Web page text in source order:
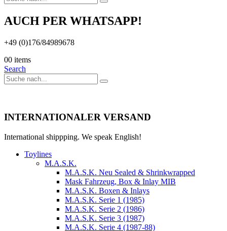
AUCH PER WHATSAPP!
+49 (0)176/84989678
00 items
Search
INTERNATIONALER VERSAND
International shippping. We speak English!
Toylines
M.A.S.K.
M.A.S.K. Neu Sealed & Shrinkwrapped
Mask Fahrzeug, Box & Inlay MIB
M.A.S.K. Boxen & Inlays
M.A.S.K. Serie 1 (1985)
M.A.S.K. Serie 2 (1986)
M.A.S.K. Serie 3 (1987)
M.A.S.K. Serie 4 (1987-88)